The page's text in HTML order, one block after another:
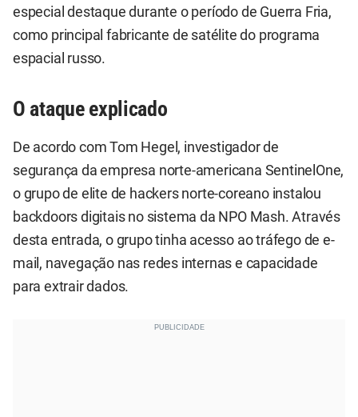
especial destaque durante o período de Guerra Fria,
como principal fabricante de satélite do programa
espacial russo.
O ataque explicado
De acordo com Tom Hegel, investigador de
segurança da empresa norte-americana SentinelOne,
o grupo de elite de hackers norte-coreano instalou
backdoors digitais no sistema da NPO Mash. Através
desta entrada, o grupo tinha acesso ao tráfego de e-
mail, navegação nas redes internas e capacidade
para extrair dados.